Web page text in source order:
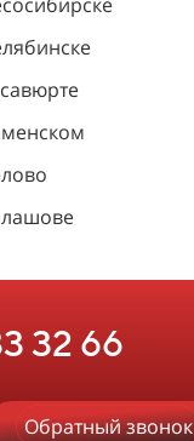
32 66
Обратный звонок